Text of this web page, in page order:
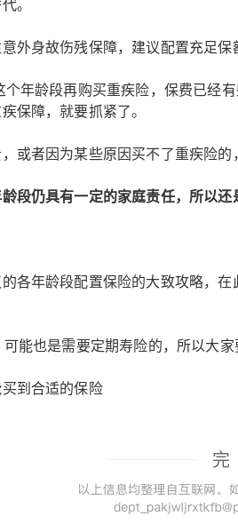
。
外身故伤残保障，建议配置充足保
个年龄段再购买重疾险，保费已经
保障，就要抓紧了。
或者因为某些原因买不了重疾险
段仍具有一定的家庭责任，所以
各年龄段配置保险的大致攻略，
可能也是需要定期寿险的，所以大
到合适的保险
完